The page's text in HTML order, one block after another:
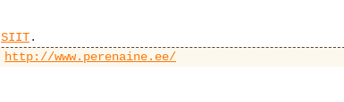
SIIT.
http://www.perenaine.ee/